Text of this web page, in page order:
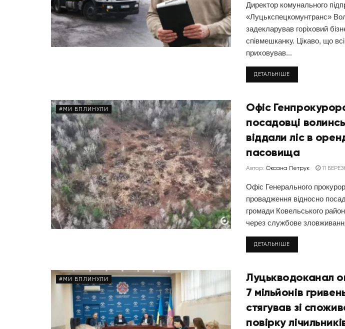
Директор комунального
«Луцькспецкомунтранс»
задекларував горіховий
співмешканку. Цікаво, що
приховував...
ДЕТАЛЬНІШЕ
#МИ ВПЛИНУЛИ
Офіс
посадовці
віддали ліс в
пасовища
Автор: Оксана Петрук 11
Офіс Генерального
провадження відносно
громади Ковельського
через службове
ДЕТАЛЬНІШЕ
#МИ ВПЛИНУЛИ
Луцькводоканал
7 мільйонів
стягував зі
повірку